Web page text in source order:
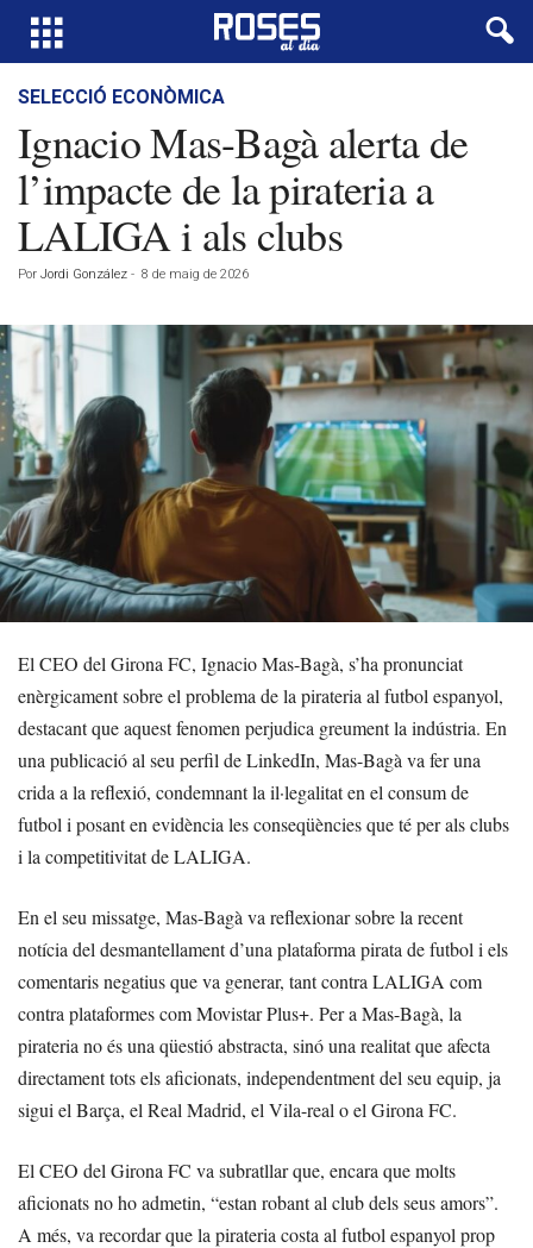
SELECCIÓ ECONÒMICA
Ignacio Mas-Bagà alerta de
l’impacte de la pirateria a
LALIGA i als clubs
Por Jordi González - 8 de maig de 2026
El CEO del Girona FC, Ignacio Mas-Bagà, s’ha pronunciat
enèrgicament sobre el problema de la pirateria al futbol espanyol,
destacant que aquest fenomen perjudica greument la indústria. En
una publicació al seu perfil de LinkedIn, Mas-Bagà va fer una
crida a la reflexió, condemnant la il·legalitat en el consum de
futbol i posant en evidència les conseqüències que té per als clubs
i la competitivitat de LALIGA.
En el seu missatge, Mas-Bagà va reflexionar sobre la recent
notícia del desmantellament d’una plataforma pirata de futbol i els
comentaris negatius que va generar, tant contra LALIGA com
contra plataformes com Movistar Plus+. Per a Mas-Bagà, la
pirateria no és una qüestió abstracta, sinó una realitat que afecta
directament tots els aficionats, independentment del seu equip, ja
sigui el Barça, el Real Madrid, el Vila-real o el Girona FC.
El CEO del Girona FC va subratllar que, encara que molts
aficionats no ho admetin, “estan robant al club dels seus amors”.
A més, va recordar que la pirateria costa al futbol espanyol prop